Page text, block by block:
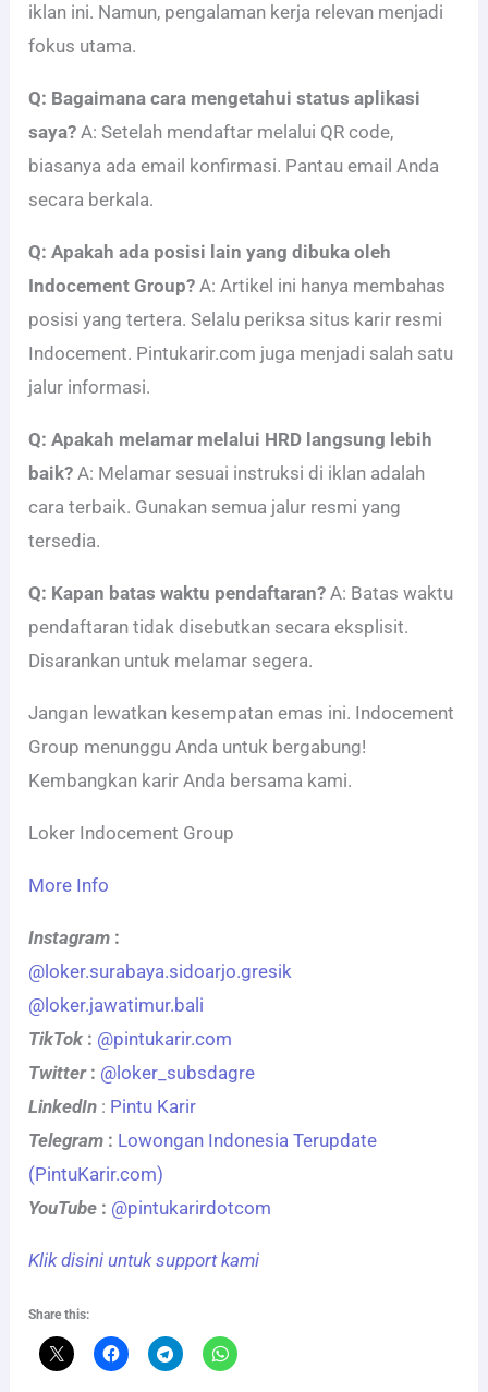
iklan ini. Namun, pengalaman kerja relevan menjadi
fokus utama.
Q: Bagaimana cara mengetahui status aplikasi
saya? A: Setelah mendaftar melalui QR code,
biasanya ada email konfirmasi. Pantau email Anda
secara berkala.
Q: Apakah ada posisi lain yang dibuka oleh
Indocement Group? A: Artikel ini hanya membahas
posisi yang tertera. Selalu periksa situs karir resmi
Indocement. Pintukarir.com juga menjadi salah satu
jalur informasi.
Q: Apakah melamar melalui HRD langsung lebih
baik? A: Melamar sesuai instruksi di iklan adalah
cara terbaik. Gunakan semua jalur resmi yang
tersedia.
Q: Kapan batas waktu pendaftaran? A: Batas waktu
pendaftaran tidak disebutkan secara eksplisit.
Disarankan untuk melamar segera.
Jangan lewatkan kesempatan emas ini. Indocement
Group menunggu Anda untuk bergabung!
Kembangkan karir Anda bersama kami.
Loker Indocement Group
More Info
Instagram :
@loker.surabaya.sidoarjo.gresik
@loker.jawatimur.bali
TikTok : @pintukarir.com
Twitter: @loker_subsdagre
LinkedIn : Pintu Karir
Telegram : Lowongan Indonesia Terupdate
(PintuKarir.com)
YouTube : @pintukarirdotcom
Klik disini untuk support kami
Share this: